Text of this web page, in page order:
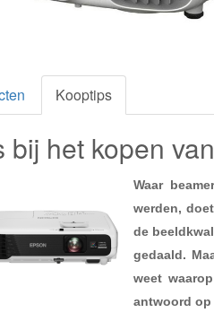
Kooptips
bij het kopen
Waar
werden,
de
gedaald.
weet
antwoord op